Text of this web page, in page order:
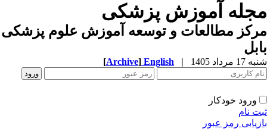
آموزش پزشکی
مطالعات و توسعه آموزش علوم پزشکی
17 مرداد 1405 |
English
[Archive]
ورود خودکار
نام
رمز عبور